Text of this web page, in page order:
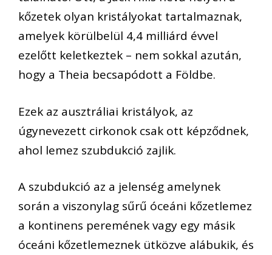
kőzetek olyan kristályokat tartalmaznak,
amelyek körülbelül 4,4 milliárd évvel
ezelőtt keletkeztek – nem sokkal azután,
hogy a Theia becsapódott a Földbe.
Ezek az ausztráliai kristályok, az
úgynevezett cirkonok csak ott képződnek,
ahol lemez szubdukció zajlik.
A szubdukció az a jelenség amelynek
során a viszonylag sűrű óceáni kőzetlemez
a kontinens peremének vagy egy másik
óceáni kőzetlemeznek ütközve alábukik, és